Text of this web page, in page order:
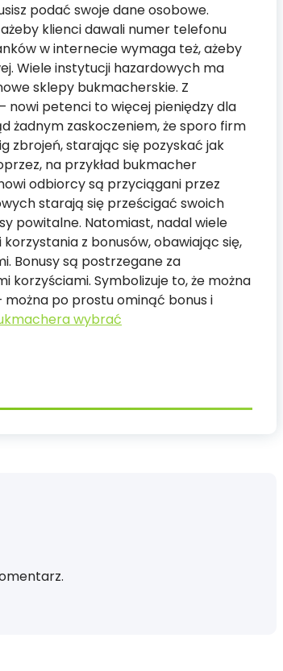
podać swoje dane osobowe.
klienci dawali numer telefonu
w internecie wymaga też, ażeby
Wiele instytucji hazardowych ma
sklepy bukmacherskie. Z
nowi petenci to więcej pieniędzy dla
żadnym zaskoczeniem, że sporo firm
zbrojeń, starając się pozyskać jak
na przykład bukmacher
odbiorcy są przyciągani przez
starają się prześcigać swoich
powitalne. Natomiast, nadal wiele
z bonusów, obawiając się,
Bonusy są postrzegane za
korzyściami. Symbolizuje to, że można
po prostu ominąć bonus i
wybrać